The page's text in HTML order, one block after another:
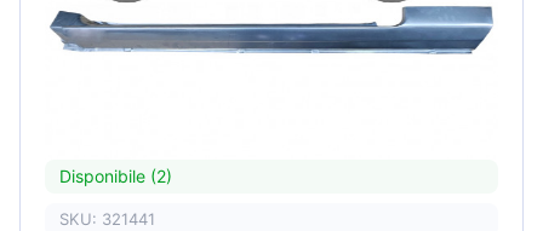
Disponibile (2)
SKU: 321441